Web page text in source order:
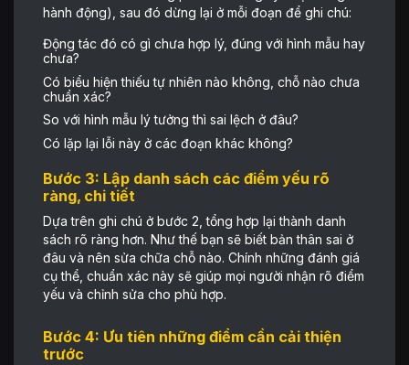
hành động), sau đó dừng lại ở mỗi đoạn để ghi chú:
Động tác đó có gì chưa hợp lý, đúng với hình mẫu hay
chưa?
Có biểu hiện thiếu tự nhiên nào không, chỗ nào chưa
chuẩn xác?
So với hình mẫu lý tưởng thì sai lệch ở đâu?
Có lặp lại lỗi này ở các đoạn khác không?
Bước 3: Lập danh sách các điểm yếu rõ
ràng, chi tiết
Dựa trên ghi chú ở bước 2, tổng hợp lại thành danh
sách rõ ràng hơn. Như thế bạn sẽ biết bản thân sai ở
đâu và nên sửa chữa chỗ nào. Chính những đánh giá
cụ thể, chuẩn xác này sẽ giúp mọi người nhận rõ điểm
yếu và chỉnh sửa cho phù hợp.
Bước 4: Ưu tiên những điểm cần cải thiện
trước